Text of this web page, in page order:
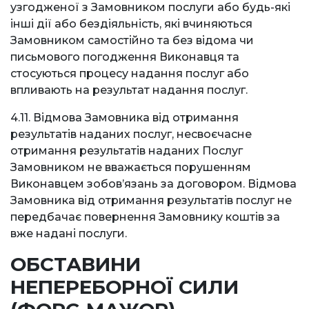
узгодженої з Замовником послуги або будь-які
інші дії або бездіяльність, які вчиняються
Замовником самостійно та без відома чи
письмового погодження Виконавця та
стосуються процесу надання послуг або
впливають на результат надання послуг.
4.11. Відмова Замовника від отримання
результатів наданих послуг, несвоєчасне
отримання результатів наданих Послуг
Замовником не вважається порушенням
Виконавцем зобов’язань за договором. Відмова
Замовника від отримання результатів послуг не
передбачає повернення Замовнику коштів за
вже надані послуги.
ОБСТАВИНИ
НЕПЕРЕБОРНОЇ СИЛИ